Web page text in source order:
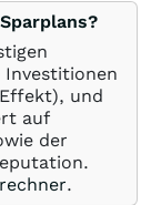
Investitionen
und
auf
der
.